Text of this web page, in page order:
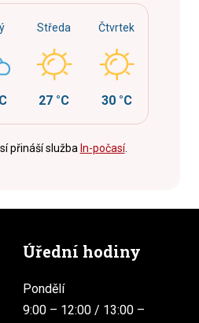
Středa
27 °C
Čtvrtek
30 °C
přináší služba In-počasí.
Úřední hodiny
Pondělí
9:00 – 12:00 / 13:00 –